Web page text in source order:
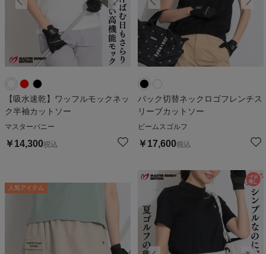
【吸水速乾】ワッフルモックネッ
ク半袖カットソー
マスターバニー
￥ 14,300税込
バック切替ネックロゴフレンチス
リーブカットソー
ビームスゴルフ
￥ 17,600税込
人気アイテム 人気アイテム